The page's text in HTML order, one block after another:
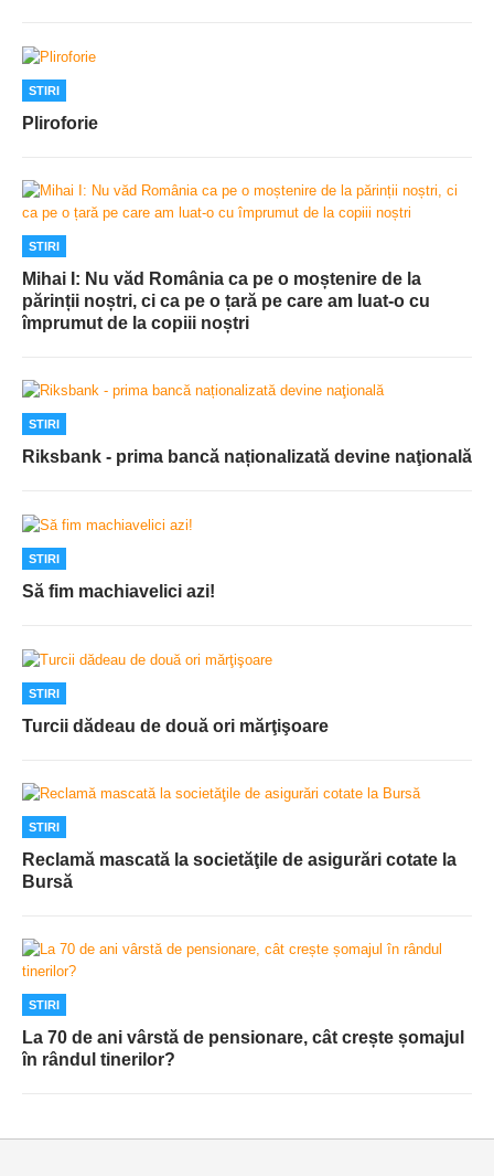
STIRI
Pliroforie
STIRI
Mihai I: Nu văd România ca pe o moștenire de la
părinții noștri, ci ca pe o țară pe care am luat-o cu
împrumut de la copiii noștri
STIRI
Riksbank - prima bancă naționalizată devine naţională
STIRI
Să fim machiavelici azi!
STIRI
Turcii dădeau de două ori mărţişoare
STIRI
Reclamă mascată la societăţile de asigurări cotate la
Bursă
STIRI
La 70 de ani vârstă de pensionare, cât crește șomajul
în rândul tinerilor?